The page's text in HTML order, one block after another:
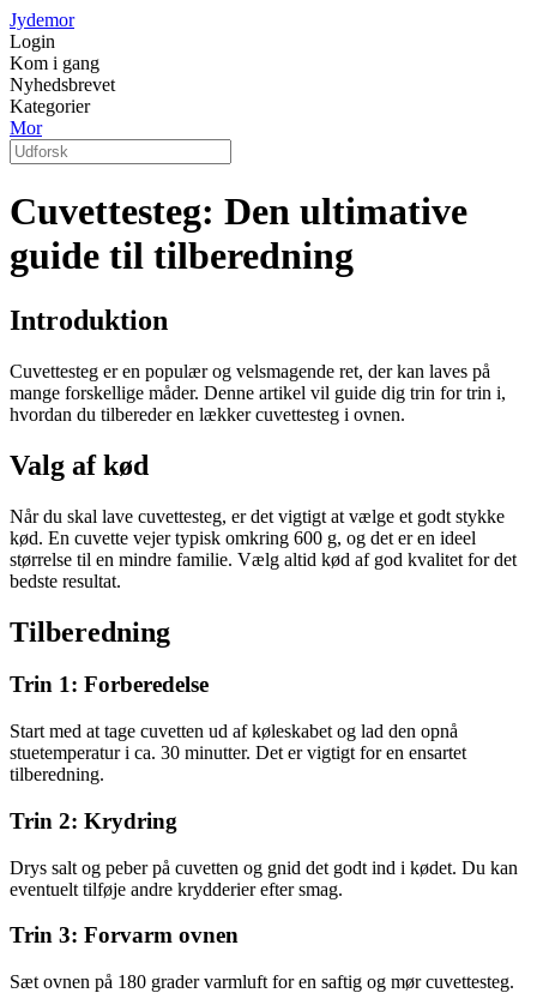
Jydemor
Login
Kom i gang
Nyhedsbrevet
Kategorier
Mor
Cuvettesteg: Den ultimative
guide til tilberedning
Introduktion
Cuvettesteg er en populær og velsmagende ret, der kan laves på
mange forskellige måder. Denne artikel vil guide dig trin for trin i,
hvordan du tilbereder en lækker cuvettesteg i ovnen.
Valg af kød
Når du skal lave cuvettesteg, er det vigtigt at vælge et godt stykke
kød. En cuvette vejer typisk omkring 600 g, og det er en ideel
størrelse til en mindre familie. Vælg altid kød af god kvalitet for det
bedste resultat.
Tilberedning
Trin 1: Forberedelse
Start med at tage cuvetten ud af køleskabet og lad den opnå
stuetemperatur i ca. 30 minutter. Det er vigtigt for en ensartet
tilberedning.
Trin 2: Krydring
Drys salt og peber på cuvetten og gnid det godt ind i kødet. Du kan
eventuelt tilføje andre krydderier efter smag.
Trin 3: Forvarm ovnen
Sæt ovnen på 180 grader varmluft for en saftig og mør cuvettesteg.